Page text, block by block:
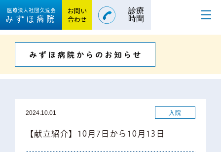
医療法人社団久遠会
みずほ病院
お問い
合わせ
診療
時間
2024.10.01 入院
【献立紹介】10月7日から10月13日